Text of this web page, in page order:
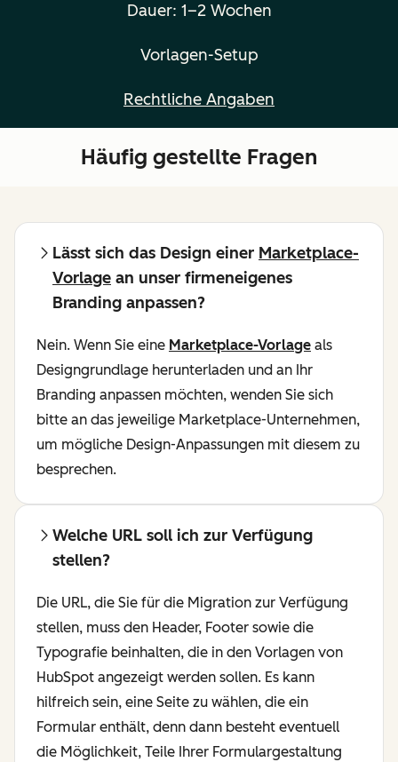
Dauer: 1–2 Wochen
Vorlagen-Setup
Rechtliche Angaben
Häufig gestellte Fragen
Lässt sich das Design einer Marketplace-
Vorlage an unser firmeneigenes
Branding anpassen?
Nein. Wenn Sie eine Marketplace-Vorlage als
Designgrundlage herunterladen und an Ihr
Branding anpassen möchten, wenden Sie sich
bitte an das jeweilige Marketplace-Unternehmen,
um mögliche Design-Anpassungen mit diesem zu
besprechen.
Welche URL soll ich zur Verfügung
stellen?
Die URL, die Sie für die Migration zur Verfügung
stellen, muss den Header, Footer sowie die
Typografie beinhalten, die in den Vorlagen von
HubSpot angezeigt werden sollen. Es kann
hilfreich sein, eine Seite zu wählen, die ein
Formular enthält, denn dann besteht eventuell
die Möglichkeit, Teile Ihrer Formulargestaltung